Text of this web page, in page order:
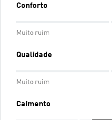
Conforto
Muito ruim
Qualidade
Muito ruim
Caimento